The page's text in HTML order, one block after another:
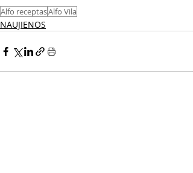
Alfo receptasAlfo Vila
NAUJIENOS